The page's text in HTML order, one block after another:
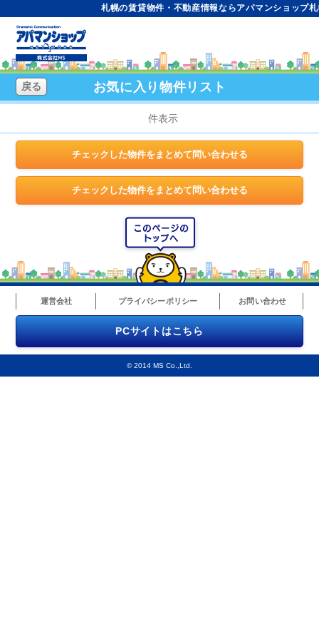
札幌の賃貸物件・不動産情報ならアパマンショップ札
お気に入り物件リスト
戻る
件表示
運営会社 プライバシーポリシー お問い合わせ
PCサイトはこちら
© 2014 MS Co.,Ltd.